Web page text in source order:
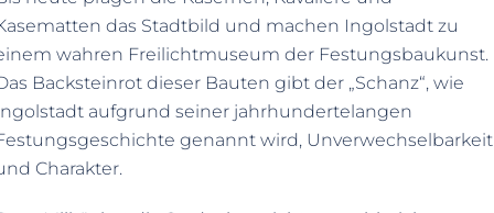
das Stadtbild und machen Ingolstadt zu
wahren Freilichtmuseum der Festungsbaukunst.
Backsteinrot dieser Bauten gibt der „Schanz“, wie
aufgrund seiner jahrhundertelangen
genannt wird, Unverwechselbarkeit
Charakter.